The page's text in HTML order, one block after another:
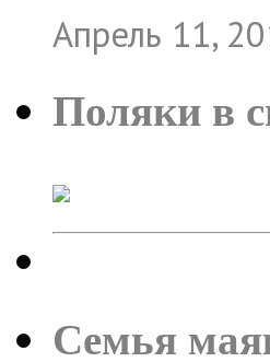
Апрель 11,
Поляки в
Семья